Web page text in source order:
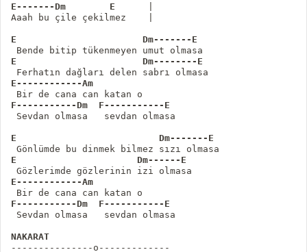
E-------Dm        E
Aaah bu çile çekilmez    |
E                       Dm-------E
E                       Dm--------E
E------------Am
F-----------Dm  F-----------E
Sevdan olmasa   sevdan olmasa
E                          Dm-------E
E                      Dm------E
E------------Am
F-----------Dm  F-----------E
NAKARAT